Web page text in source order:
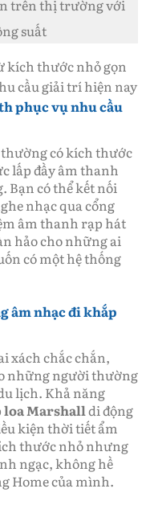
trên thị trường với
suất
kích thước nhỏ gọn
cầu giải trí hiện nay
phục vụ nhu cầu
có kích thước
lấp đầy âm thanh
Bạn có thể kết nối
nhạc qua cổng
âm thanh rạp hát
hảo cho những ai
có một hệ thống
âm nhạc đi khắp
xách chắc chắn,
những người thường
lịch. Khả năng
loa Marshalldi động
kiện thời tiết ẩm
thước nhỏ nhưng
ngạc, không hề
Home của mình.